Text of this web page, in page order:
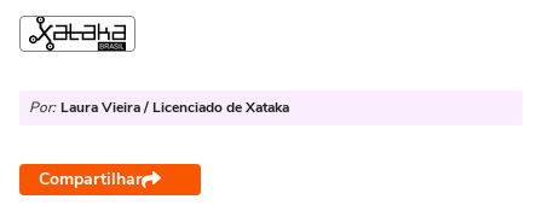
Por: Laura Vieira / Licenciado de Xataka
Compartilhar